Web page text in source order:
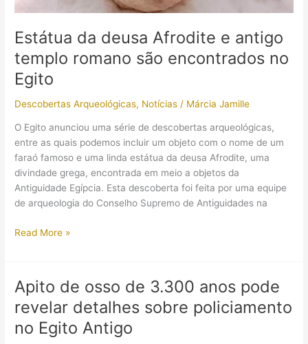
Estátua da deusa Afrodite e antigo
templo romano são encontrados no
Egito
Descobertas Arqueológicas, Notícias / Márcia Jamille
O Egito anunciou uma série de descobertas arqueológicas,
entre as quais podemos incluir um objeto com o nome de um
faraó famoso e uma linda estátua da deusa Afrodite, uma
divindade grega, encontrada em meio a objetos da
Antiguidade Egípcia. Esta descoberta foi feita por uma equipe
de arqueologia do Conselho Supremo de Antiguidades na
Estátua
e
antigo
templo
romano
Read More »
Apito de osso de 3.300 anos pode
revelar detalhes sobre policiamento
no Egito Antigo